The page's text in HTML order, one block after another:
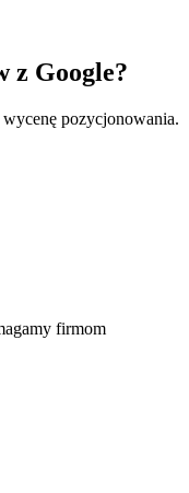
z Google?
wycenę pozycjonowania.
firmom